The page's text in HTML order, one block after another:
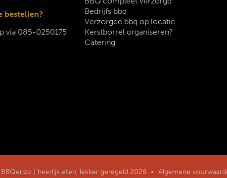
bestellen?
via 085-0250175
Bedrijfs bbq
Verzorgde bbq op locatie
Kerstborrel organiseren?
Catering
| heerlijk eten, lekker geregeld 2026 Algemene